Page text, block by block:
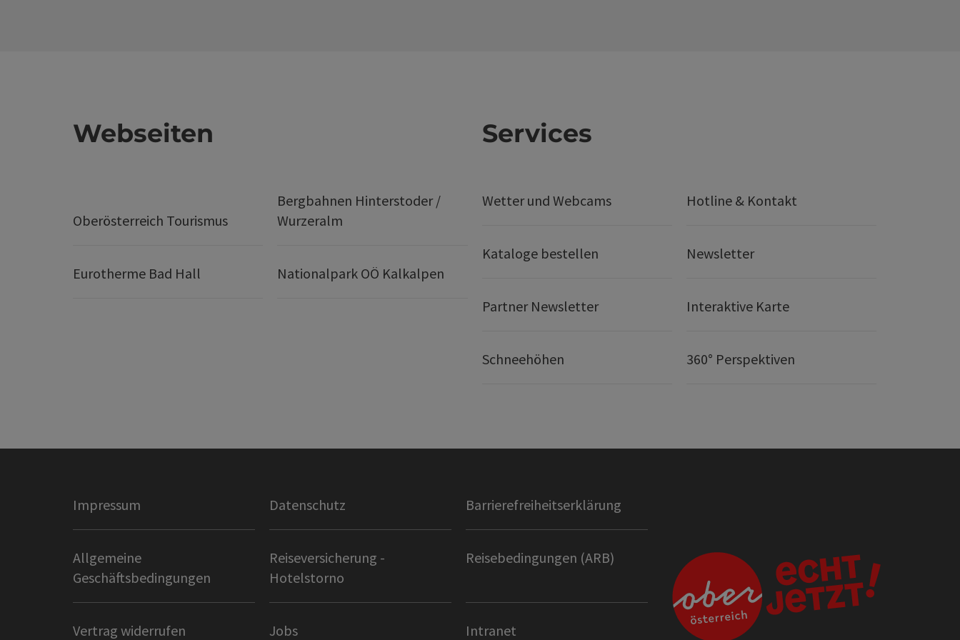
Webseiten
Oberösterreich Tourismus
Bergbahnen Hinterstoder /
Wurzeralm
Eurotherme Bad Hall Nationalpark OÖ Kalkalpen
Services
Wetter und Webcams Hotline & Kontakt
Kataloge bestellen Newsletter
Partner Newsletter Interaktive Karte
Schneehöhen 360° Perspektiven
Impressum Datenschutz Barrierefreiheitserklärung
Allgemeine
Geschäftsbedingungen
Reiseversicherung -
Hotelstorno
Reisebedingungen (ARB)
Vertrag widerrufen Jobs Intranet